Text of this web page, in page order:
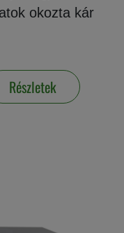
okozta kár
Részletek